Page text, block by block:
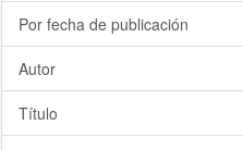
Por fecha de publicación
Autor
Título